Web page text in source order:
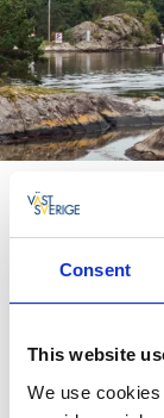
Consent
This website
We use
Vandra på
Bohuslän i ett
harmoni med